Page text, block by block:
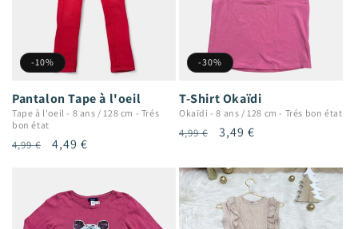
-10%
Pantalon Tape à l'oeil
Tape à l'oeil - 8 ans / 128 cm - Trés
bon état
Prix
4,99 €
Prix
4,49 €
-30%
T-Shirt Okaïdi
Okaïdi -8 ans / 128 cm - Trés bon état
Prix
4,99 €
Prix
3,49 €